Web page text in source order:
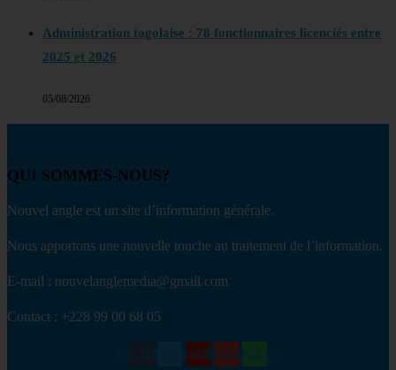
Administration togolaise : 78 fonctionnaires licenciés entre
2025 et 2026
05/08/2026
QUI SOMMES-NOUS?
Nouvel angle est un site d’information générale.
Nous apportons une nouvelle touche au traitement de l’information.
E-mail : nouvelanglemedia@gmail.com
Contact : +228 99 00 68 05
TwitterYoutubeEnvelopeWhatsapp